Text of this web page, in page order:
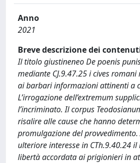
Anno
2021
Breve descrizione dei
Il titolo giustineneo De poenis
mediante CJ.9.47.25 i cives
ai barbari informazioni attinenti a
L’irrogazione dell’extremum
l’incriminato. Il corpus
risalire alle cause che hanno
promulgazione del
ulteriore interesse in CTh.9.40.24
libertà accordata ai prigionieri in